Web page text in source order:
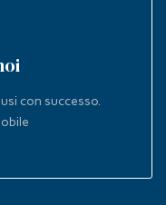
con successo.